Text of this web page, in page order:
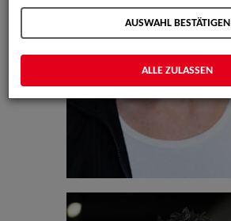
AUSWAHL BESTÄTIGEN
ALLE ZULASSEN